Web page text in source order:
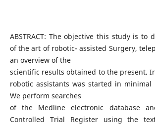
ABSTRACT: The objective this study is to
of the art of robotic- assisted Surgery,
an overview of the
scientific results obtained to the present.
robotic assistants was started in minimal
We perform searches
of the Medline electronic database
Controlled Trial Register using the